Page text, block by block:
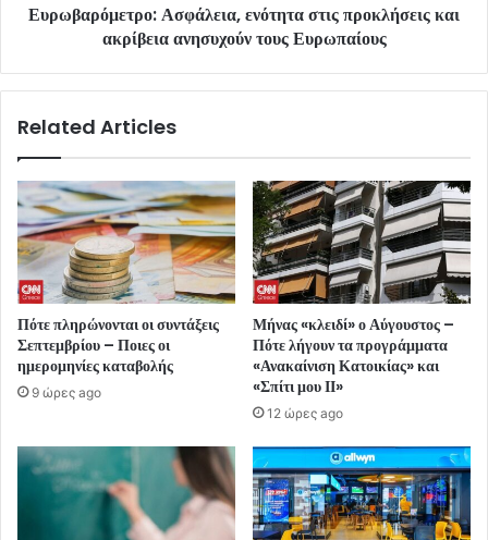
Ευρωβαρόμετρο: Ασφάλεια, ενότητα στις προκλήσεις και
ακρίβεια ανησυχούν τους Ευρωπαίους
Related Articles
Πότε πληρώνονται οι συντάξεις
Σεπτεμβρίου – Ποιες οι
ημερομηνίες καταβολής
9 ώρες ago
Μήνας «κλειδί» ο Αύγουστος –
Πότε λήγουν τα προγράμματα
«Ανακαίνιση Κατοικίας» και
«Σπίτι μου ΙΙ»
12 ώρες ago